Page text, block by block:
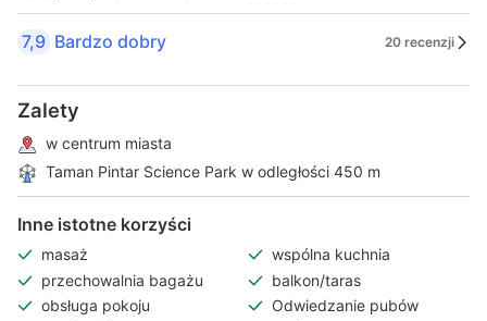
7,9 Bardzo dobry 20 recenzji
Zalety
w centrum miasta
Taman Pintar Science Park w odległości 450 m
Inne istotne korzyści
masaż
wspólna kuchnia
przechowalnia bagażu
balkon/taras
obsługa pokoju
Odwiedzanie pubów